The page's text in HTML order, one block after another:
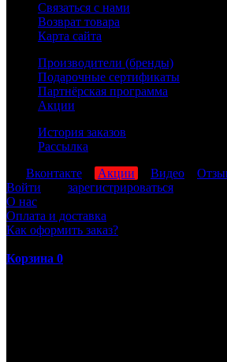
Связаться с нами
Возврат товара
Карта сайта
Производители (бренды)
Подарочные сертификаты
Партнёрская программа
Акции
История заказов
Рассылка
Вконтакте Акции Видео
Войти
зарегистрироваться
О нас
Оплата и доставка
Как оформить заказ?
Корзина 0